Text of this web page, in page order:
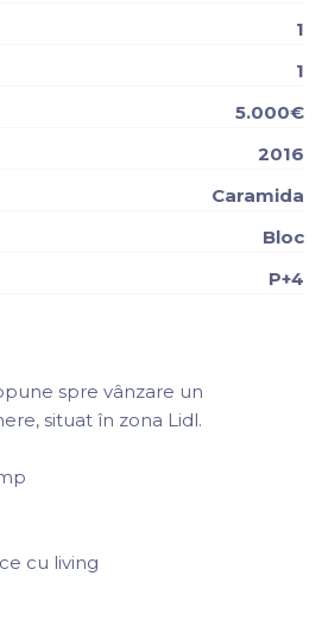
1
1
5.000€
2016
Caramida
Bloc
P+4
spre vânzare un
situat în zona Lidl.
cu living